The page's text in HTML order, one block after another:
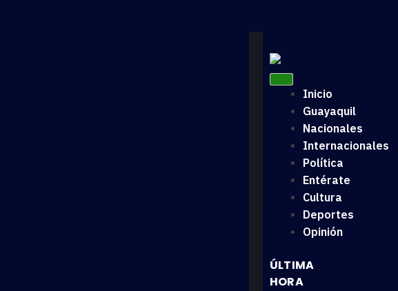
Inicio
Guayaquil
Nacionales
Internacionales
Política
Entérate
Cultura
Deportes
Opinión
ÚLTIMA
HORA